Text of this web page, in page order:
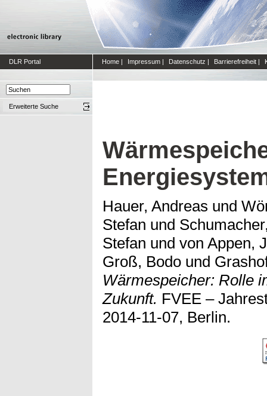
DLR Portal Home | Impressum | Datenschutz | Barrierefreiheit |
Erweiterte Suche
Hauer, Andreas und
Stefan und
Stefan und von Appen,
Groß, Bodo und
Wärmespeicher: Rolle
Zukunft. FVEE –
2014-11-07, Berlin.